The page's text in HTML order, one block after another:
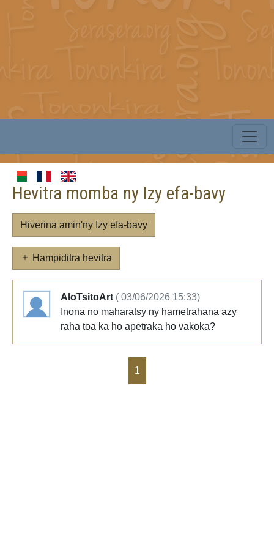
Hevitra momba ny Izy efa-bavy
Hiverina amin'ny Izy efa-bavy
Hampiditra hevitra
AloTsitoArt ( 03/06/2026 15:33)
Inona no maharatsy ny hametrahana azy
raha toa ka ho apetraka ho vakoka?
1